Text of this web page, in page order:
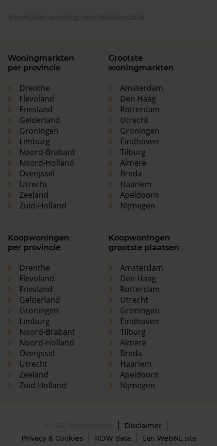
Woningmarkten
per provincie
Drenthe
Flevoland
Friesland
Gelderland
Groningen
Limburg
Noord-Brabant
Noord-Holland
Overijssel
Utrecht
Zeeland
Zuid-Holland
Grootste
woningmarkten
Amsterdam
Den Haag
Rotterdam
Utrecht
Groningen
Eindhoven
Tilburg
Almere
Breda
Haarlem
Apeldoorn
Nijmegen
Koopwoningen
per provincie
Drenthe
Flevoland
Friesland
Gelderland
Groningen
Limburg
Noord-Brabant
Noord-Holland
Overijssel
Utrecht
Zeeland
Zuid-Holland
Koopwoningen
grootste plaatsen
Amsterdam
Den Haag
Rotterdam
Utrecht
Groningen
Eindhoven
Tilburg
Almere
Breda
Haarlem
Apeldoorn
Nijmegen
Disclaimer
Privacy & Cookies
RDW data Een WebNLsite